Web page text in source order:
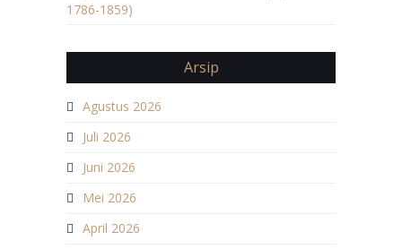
1786-1859)
Arsip
Agustus 2026
Juli 2026
Juni 2026
Mei 2026
April 2026